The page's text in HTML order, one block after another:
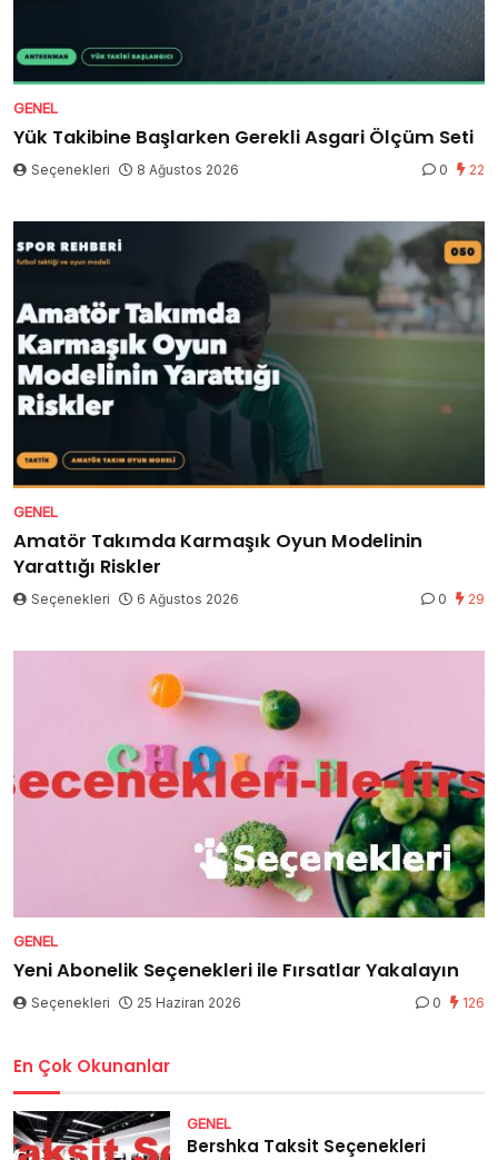
GENEL
Yük Takibine Başlarken Gerekli Asgari Ölçüm Seti
Seçenekleri 8 Ağustos 2026 0 22
GENEL
Amatör Takımda Karmaşık Oyun Modelinin
Yarattığı Riskler
Seçenekleri 6 Ağustos 2026 0 29
GENEL
Yeni Abonelik Seçenekleri ile Fırsatlar Yakalayın
Seçenekleri 25 Haziran 2026 0 126
En Çok Okunanlar
GENEL
Bershka Taksit Seçenekleri